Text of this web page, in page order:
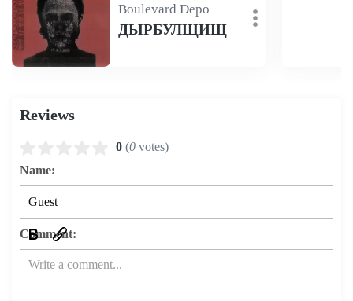
Boulevard Depo
ДЫРБУЛЩИЩ
Reviews
0 (0 votes)
Name:
Comment: